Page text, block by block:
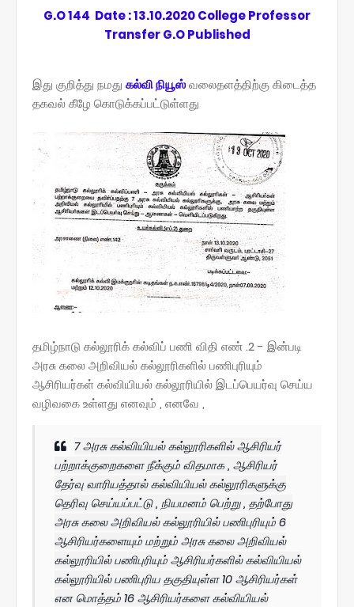
G.O 144 Date : 13.10.2020 College Professor
Transfer G.O Published
இது குறித்து நமது கல்வி நியூஸ்வலைதளத்திற்கு கிடைத்த
தகவல் கீழே கொடுக்கப்பட்டுள்ளது
தமிழ்நாடு கல்லூரிக் கல்விப் பணி விதி எண் .2 - இன்படி
அரசு கலை அறிவியல் கல்லூரிகளில் பணிபுரியும்
ஆசிரியர்கள் கல்வியியல் கல்லூரியில் இடப்பெயர்வு செய்ய
வழிவகை உள்ளது எனவும் , எனவே ,
7 அரசு கல்வியியல் கல்லூரிகளில் ஆசிரியர்
பற்றாக்குறைகளை நீக்கும் விதமாக , ஆசிரியர்
தேர்வு வாரியத்தால் கல்வியியல் கல்லூரிகளுக்கு
தெரிவு செய்யப்பட்டு , நியமனம் பெற்று , தற்போது
அரசு கலை அறிவியல் கல்லூரியில் பணிபுரியும் 6
ஆசிரியர்களையும் மற்றும் அரசு கலை அறிவியல்
கல்லூரியில் பணிபுரியும் ஆசிரியர்களில் கல்வியியல்
கல்லூரியில் பணிபுரிய தகுதியுள்ள 10 ஆசிரியர்கள்
என மொத்தம் 16 ஆசிரியர்களை கல்வியியல்